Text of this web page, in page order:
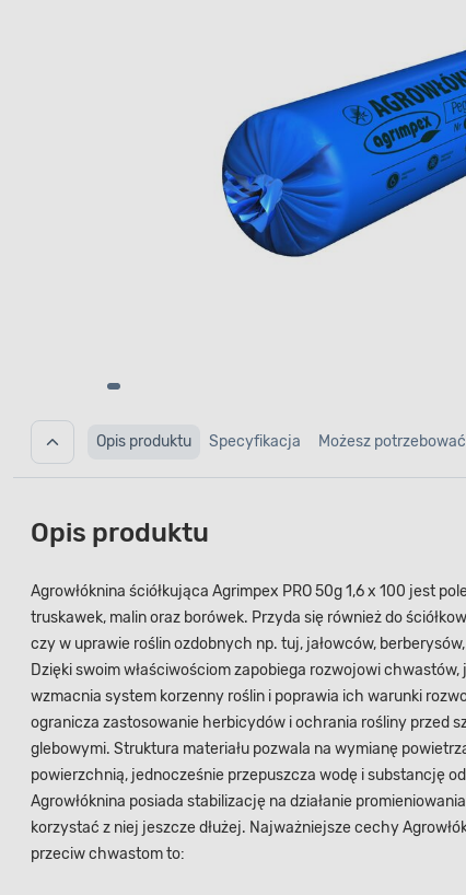
Opis produktu Specyfikacja Możesz potrzebować
Opis produktu
Agrowłóknina ściółkująca Agrimpex PRO 50g 1,6 x 100 jest
truskawek, malin oraz borówek. Przyda się również do
czy w uprawie roślin ozdobnych np. tuj, jałowców,
Dzięki swoim właściwościom zapobiega rozwojowi chwastów,
wzmacnia system korzenny roślin i poprawia ich warunki
ogranicza zastosowanie herbicydów i ochrania rośliny przed
glebowymi. Struktura materiału pozwala na wymianę
powierzchnią, jednocześnie przepuszcza wodę i substancję
Agrowłóknina posiada stabilizację na działanie
korzystać z niej jeszcze dłużej. Najważniejsze cechy
przeciw chwastom to: